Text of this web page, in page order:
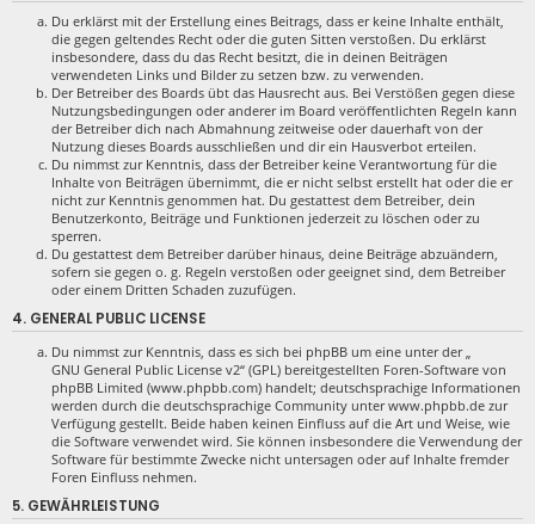
Du erklärst mit der Erstellung eines Beitrags, dass er keine Inhalte enthält,
die gegen geltendes Recht oder die guten Sitten verstoßen. Du erklärst
insbesondere, dass du das Recht besitzt, die in deinen Beiträgen
verwendeten Links und Bilder zu setzen bzw. zu verwenden.
Der Betreiber des Boards übt das Hausrecht aus. Bei Verstößen gegen diese
Nutzungsbedingungen oder anderer im Board veröffentlichten Regeln kann
der Betreiber dich nach Abmahnung zeitweise oder dauerhaft von der
Nutzung dieses Boards ausschließen und dir ein Hausverbot erteilen.
Du nimmst zur Kenntnis, dass der Betreiber keine Verantwortung für die
Inhalte von Beiträgen übernimmt, die er nicht selbst erstellt hat oder die er
nicht zur Kenntnis genommen hat. Du gestattest dem Betreiber, dein
Benutzerkonto, Beiträge und Funktionen jederzeit zu löschen oder zu
sperren.
Du gestattest dem Betreiber darüber hinaus, deine Beiträge abzuändern,
sofern sie gegen o. g. Regeln verstoßen oder geeignet sind, dem Betreiber
oder einem Dritten Schaden zuzufügen.
4. GENERAL PUBLIC LICENSE
Du nimmst zur Kenntnis, dass es sich bei phpBB um eine unter der „
GNU General Public License v2“ (GPL) bereitgestellten Foren-Software von
phpBB Limited (www.phpbb.com) handelt; deutschsprachige Informationen
werden durch die deutschsprachige Community unter www.phpbb.de zur
Verfügung gestellt. Beide haben keinen Einfluss auf die Art und Weise, wie
die Software verwendet wird. Sie können insbesondere die Verwendung der
Software für bestimmte Zwecke nicht untersagen oder auf Inhalte fremder
Foren Einfluss nehmen.
5. GEWÄHRLEISTUNG